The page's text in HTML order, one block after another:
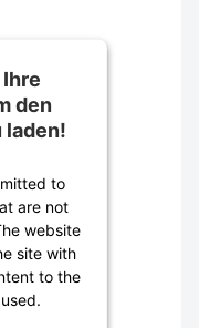
den
laden!
to
are not
website
site with
to the